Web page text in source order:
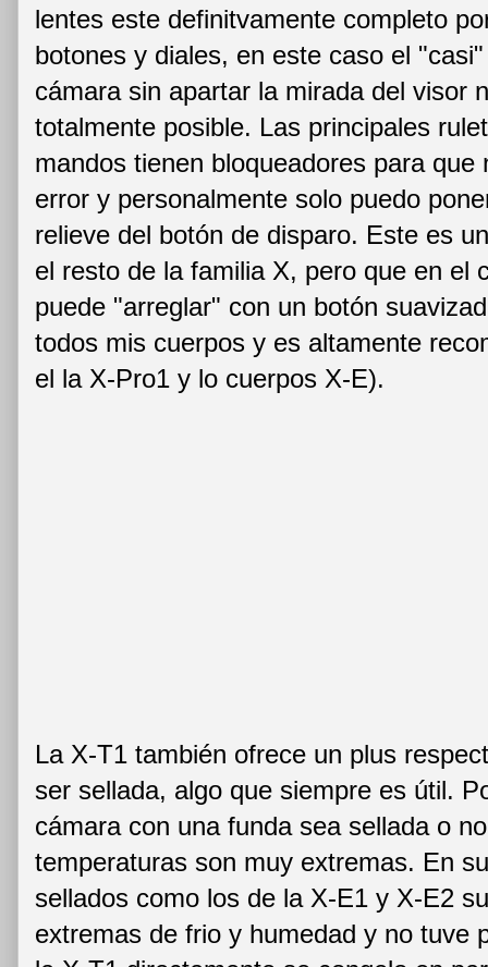
lentes este definitvamente completo
botones y diales, en este caso el
cámara sin apartar la mirada del visor
totalmente posible. Las principales
mandos tienen bloqueadores para que
error y personalmente solo puedo
relieve del botón de disparo. Este es
el resto de la familia X, pero que en el
puede "arreglar" con un botón
todos mis cuerpos y es altamente
el la X-Pro1 y lo cuerpos X-E).
La X-T1 también ofrece un plus
ser sellada, algo que siempre es útil.
cámara con una funda sea sellada o
temperaturas son muy extremas. En
sellados como los de la X-E1 y X-E2
extremas de frio y humedad y no tuve